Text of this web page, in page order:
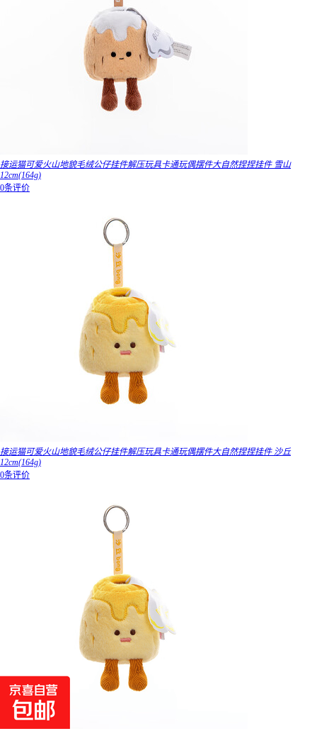
接运猫可爱火山地貌毛绒公仔挂件解压玩具卡通玩偶摆件大自然捏捏挂件 雪山
12cm(164g)
0条评价
接运猫可爱火山地貌毛绒公仔挂件解压玩具卡通玩偶摆件大自然捏捏挂件 沙丘
12cm(164g)
0条评价